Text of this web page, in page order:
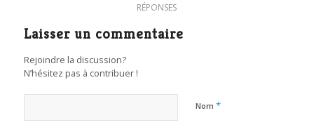
RÉPONSES
Laisser un commentaire
Rejoindre la discussion?
N’hésitez pas à contribuer !
Nom *